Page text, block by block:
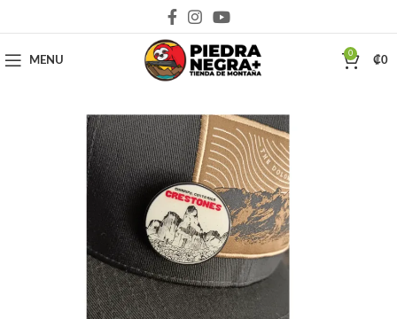
MENU
0
₡0
Deja que la montaña sea parte de tu vida